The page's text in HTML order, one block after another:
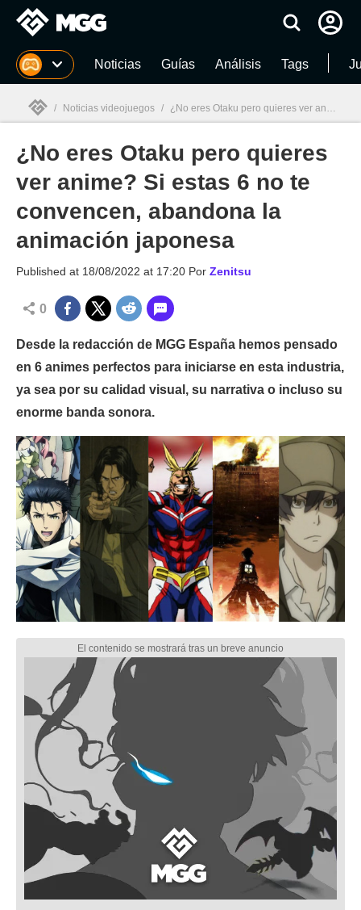
MGG Noticias Guías Análisis Tags
MGG
/ Noticias videojuegos / ¿No eres Otaku pero quieres ver anime? Si estas 6 no te convencen, abandona la animación japonesa
¿No eres Otaku pero quieres
ver anime? Si estas 6 no te
convencen, abandona la
animación japonesa
Published at 18/08/2022 at 17:20 Por Zenitsu
0
Desde la redacción de MGG España hemos pensado
en 6 animes perfectos para iniciarse en esta industria,
ya sea por su calidad visual, su narrativa o incluso su
enorme banda sonora.